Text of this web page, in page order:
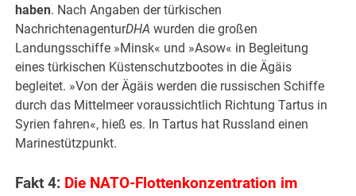
haben. Nach Angaben der türkischen
NachrichtenagenturDHA wurden die großen
Landungsschiffe »Minsk« und »Asow« in Begleitung
eines türkischen Küstenschutzbootes in die Ägäis
begleitet. »Von der Ägäis werden die russischen Schiffe
durch das Mittelmeer voraussichtlich Richtung Tartus in
Syrien fahren«, hieß es. In Tartus hat Russland einen
Marinestützpunkt.
Fakt 4: Die NATO-Flottenkonzentration im